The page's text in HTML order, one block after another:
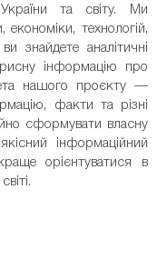
та світу. Ми
економіки, технологій,
знайдете аналітичні
інформацію про
нашого проєкту —
факти та різні
сформувати власну
інформаційний
орієнтуватися в